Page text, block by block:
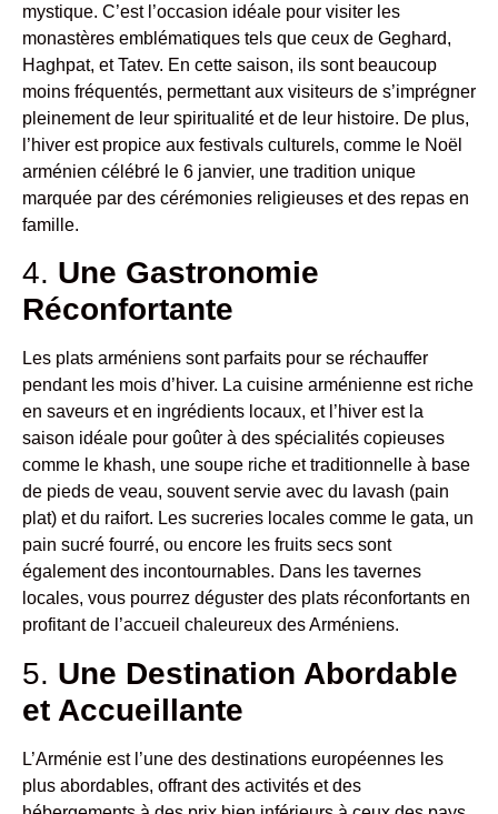
mystique. C’est l’occasion idéale pour visiter les
monastères emblématiques tels que ceux de Geghard,
Haghpat, et Tatev. En cette saison, ils sont beaucoup
moins fréquentés, permettant aux visiteurs de s’imprégner
pleinement de leur spiritualité et de leur histoire. De plus,
l’hiver est propice aux festivals culturels, comme le Noël
arménien célébré le 6 janvier, une tradition unique
marquée par des cérémonies religieuses et des repas en
famille.
4. Une Gastronomie
Réconfortante
Les plats arméniens sont parfaits pour se réchauffer
pendant les mois d’hiver. La cuisine arménienne est riche
en saveurs et en ingrédients locaux, et l’hiver est la
saison idéale pour goûter à des spécialités copieuses
comme le khash, une soupe riche et traditionnelle à base
de pieds de veau, souvent servie avec du lavash (pain
plat) et du raifort. Les sucreries locales comme le gata, un
pain sucré fourré, ou encore les fruits secs sont
également des incontournables. Dans les tavernes
locales, vous pourrez déguster des plats réconfortants en
profitant de l’accueil chaleureux des Arméniens.
5. Une Destination Abordable
et Accueillante
L’Arménie est l’une des destinations européennes les
plus abordables, offrant des activités et des